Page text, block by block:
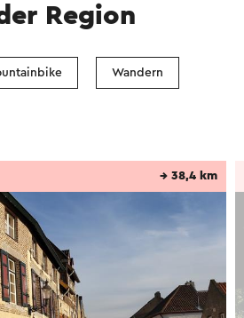
Region
Wandern
→ 38,4 km